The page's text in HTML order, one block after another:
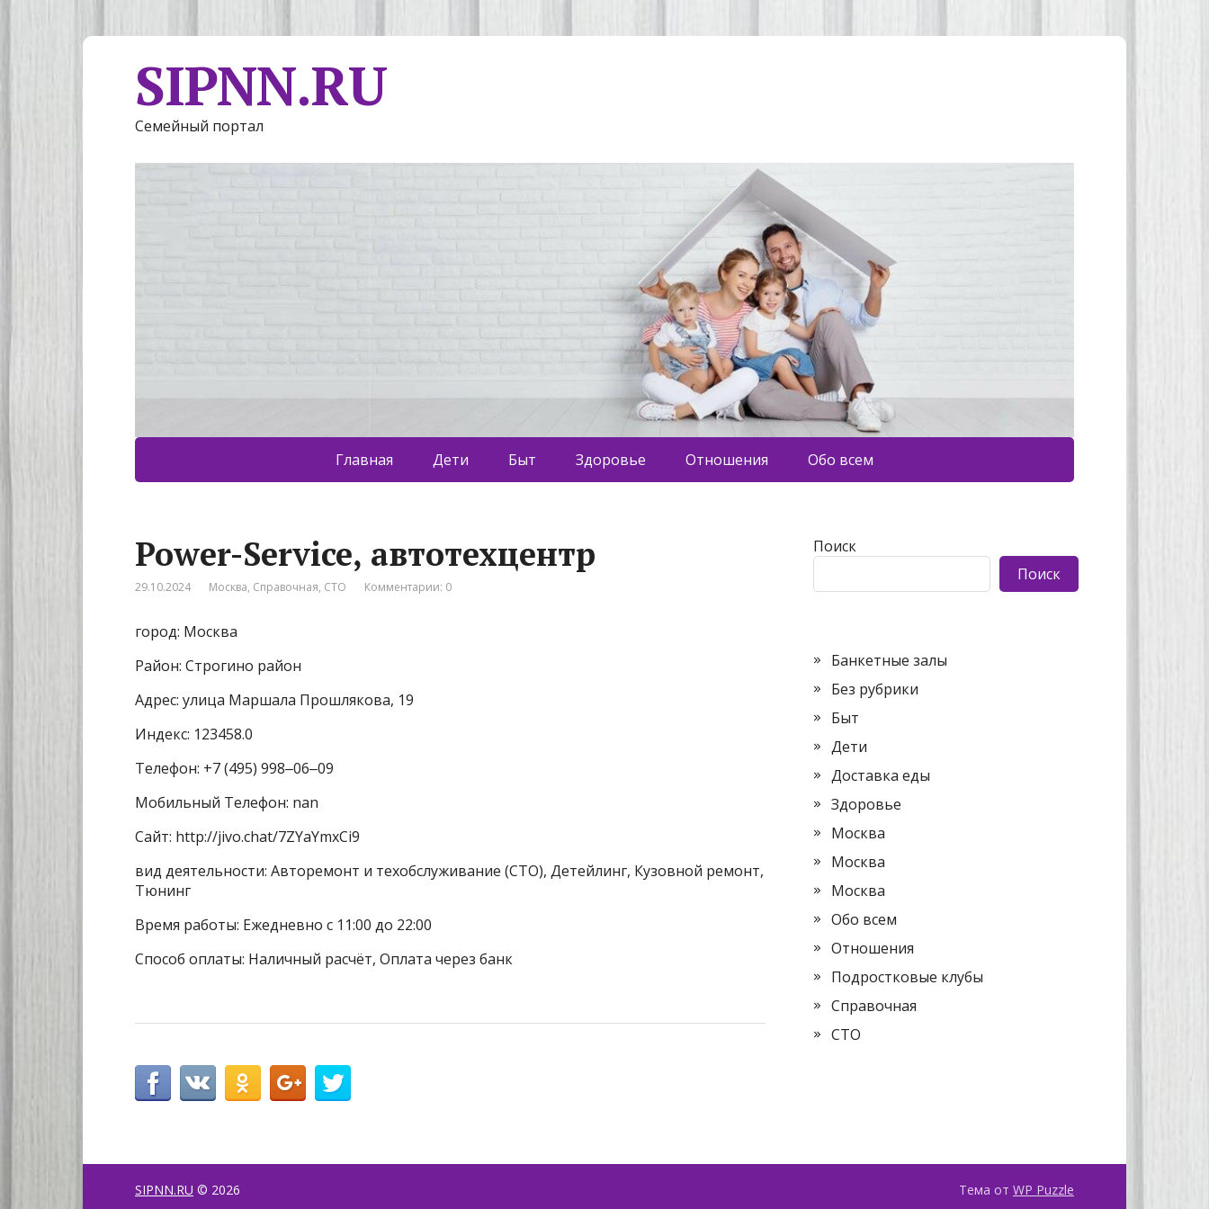
SIPNN.RU
Семейный портал
Главная Дети Быт Здоровье Отношения Обо всем
Power-Service, автотехцентр
29.10.2024 Москва, Справочная, СТО Комментарии: 0
город: Москва
Район: Строгино район
Адрес: улица Маршала Прошлякова, 19
Индекс: 123458.0
Телефон: +7 (495) 998‒06‒09
Мобильный Телефон: nan
Сайт: http://jivo.chat/7ZYaYmxCi9
вид деятельности: Авторемонт и техобслуживание (СТО), Детейлинг, Кузовной ремонт,
Тюнинг
Время работы: Ежедневно с 11:00 до 22:00
Способ оплаты: Наличный расчёт, Оплата через банк
Поиск
Поиск
Банкетные залы
Без рубрики
Быт
Дети
Доставка еды
Здоровье
Москва
Москва
Москва
Обо всем
Отношения
Подростковые клубы
Справочная
СТО
SIPNN.RU © 2026 Тема от WP Puzzle